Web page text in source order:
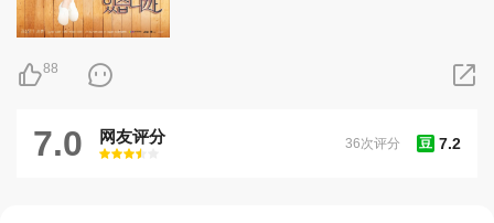
88
7.0 网友评分
很差
较差还行推荐力荐
豆 7.2
36次评分